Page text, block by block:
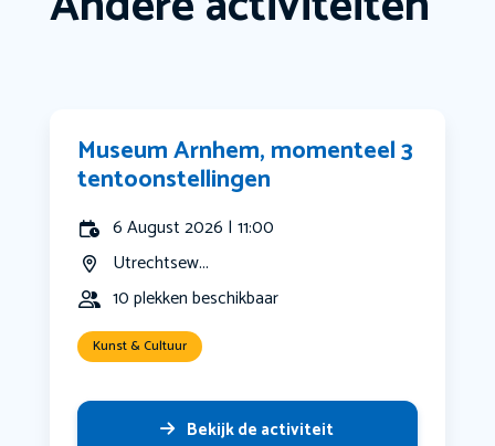
Museum Arnhem, momenteel 3
tentoonstellingen
6 August 2026 | 11:00
Utrechtsew...
10 plekken beschikbaar
Kunst & Cultuur
Bekijk de activiteit